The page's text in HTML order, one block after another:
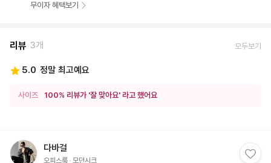
무이자 혜택보기
리뷰 3개 모두보기
5.0 정말 최고예요
사이즈 100% 리뷰가 '잘 맞아요' 라고 했어요
다바걸
오피스룩 모던시크